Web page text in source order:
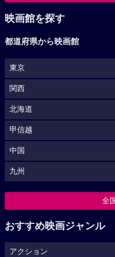
映画館を探す
都道府県から映画館
東京
関西
北海道
甲信越
中国
九州
全
おすすめ映画ジャンル
アクション